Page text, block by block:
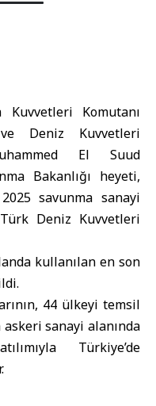
Komutanı
Deniz Kuvvetleri
El Suud
Bakanlığı heyeti,
savunma sanayi
Deniz Kuvvetleri
kullanılan en son
44 ülkeyi temsil
askeri sanayi alanında
Türkiye’de